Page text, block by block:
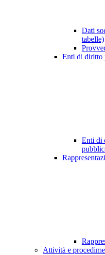
Dati
tabelle)
Enti di diritto
Enti di
Attività e